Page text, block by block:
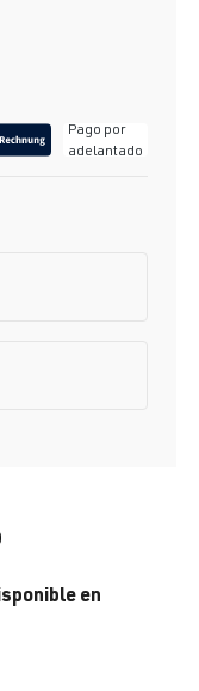
Pago por
adelantado
en